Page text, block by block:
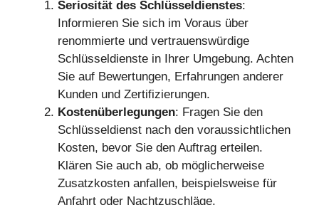
Seriosität des Schlüsseldienstes:
Informieren Sie sich im Voraus über
renommierte und vertrauenswürdige
Schlüsseldienste in Ihrer Umgebung. Achten
Sie auf Bewertungen, Erfahrungen anderer
Kunden und Zertifizierungen.
Kostenüberlegungen: Fragen Sie den
Schlüsseldienst nach den voraussichtlichen
Kosten, bevor Sie den Auftrag erteilen.
Klären Sie auch ab, ob möglicherweise
Zusatzkosten anfallen, beispielsweise für
Anfahrt oder Nachtzuschläge.